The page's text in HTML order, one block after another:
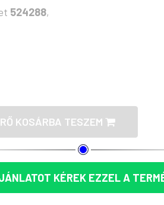
524288,
SZÉK POLIÉSZTER
ÖSSZECSUKHATÓ SZÉK
KOSÁRBA TESZEM
KÉREK EZZEL A